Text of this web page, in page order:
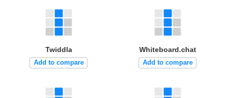
Twiddla
Add to compare
Whiteboard.chat
Add to compare